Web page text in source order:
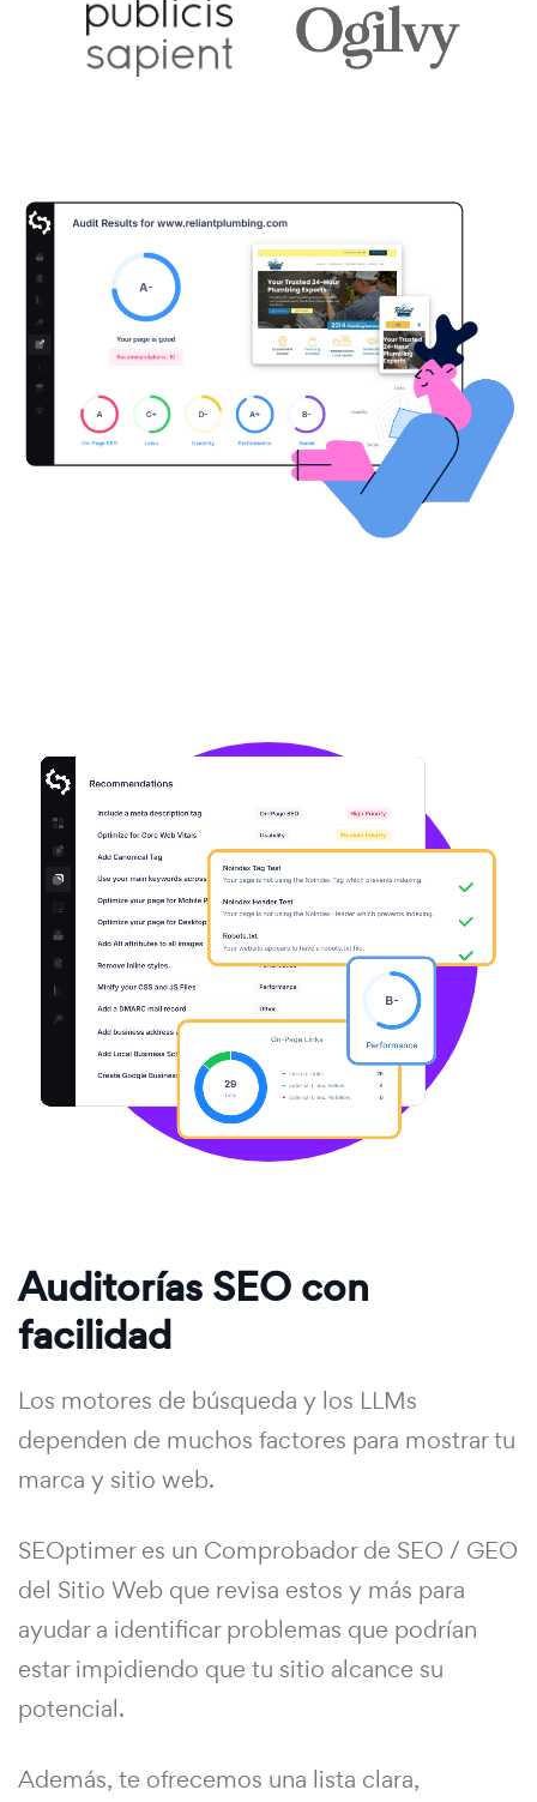
Auditorías SEO con
facilidad
Los motores de búsqueda y los LLMs
dependen de muchos factores para mostrar tu
marca y sitio web.
SEOptimer es un Comprobador de SEO / GEO
del Sitio Web que revisa estos y más para
ayudar a identificar problemas que podrían
estar impidiendo que tu sitio alcance su
potencial.
Además, te ofrecemos una lista clara,